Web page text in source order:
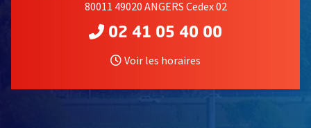
80011 49020 ANGERS Cedex 02
02 41 05 40 00
Voir les horaires